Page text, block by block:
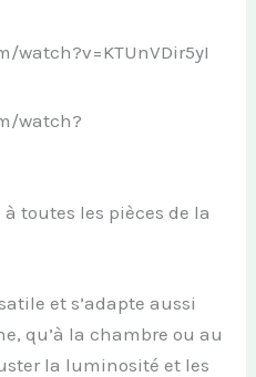
watch?v=KTUnVDir5yI
watch?
toutes les pièces de la
et s’adapte aussi
qu’à la chambre ou au
la luminosité et les